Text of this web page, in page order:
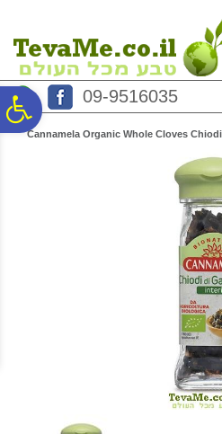
נגישות
המרכזי
09-9516035